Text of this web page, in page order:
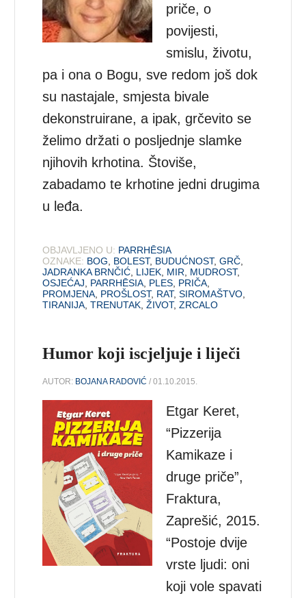
priče, o
povijesti,
smislu, životu,
pa i ona o Bogu, sve redom još dok
su nastajale, smjesta bivale
dekonstruirane, a ipak, grčevito se
želimo držati o posljednje slamke
njihovih krhotina. Štoviše,
zabadamo te krhotine jedni drugima
u leđa.
OBJAVLJENO U: PARRHĒSIA
OZNAKE: BOG BOLEST, BUDUĆNOST,GRČ
JADRANKA BRNČIĆ LIJEK MIR MUDROST,
OSJEĆAJ
PARRHĒSIA PLES PRIČA
PROMJENA PROŠLOST, RAT,SIROMAŠTVO
TIRANIJA ,TRENUTAK ,ŽIVOT,ZRCALO
Humor koji iscjeljuje i liječi
AUTOR: BOJANA RADOVIĆ / 01.10.2015.
Etgar Keret,
“Pizzerija
Kamikaze i
druge priče”,
Fraktura,
Zaprešić, 2015.
“Postoje dvije
vrste ljudi: oni
koji vole spavati